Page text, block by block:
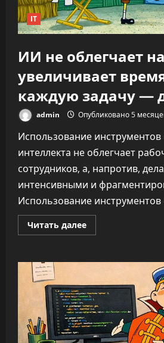
IT
ИИ не облегчает
увеличивает
каждую задачу —
admin Опубликовано 5
Использование инструментов
интеллекта не облегчает
сотрудников, а, напротив,
интенсивными и
Использование инструментов
Читать далееПрочитать
больше
облегчает
а
увеличивает
время
на
каждую
задачу
—